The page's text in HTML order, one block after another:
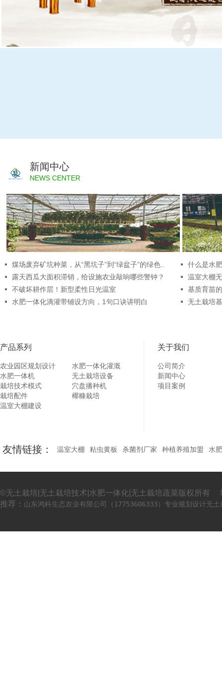
新闻中心
NEWS CENTER
煤场废弃矿坑种菜，从“黑坑子”到“绿盆子”的绿色..
露天西瓜大面积滞销，给设施农业敲响哪些警钟？
不破坏耕作层！新型柔性日光温室
水肥一体化滴灌带铺设方向，1句口诀讲明白
什么是水
温室大棚
基质育苗
无土栽培
产品系列
农业园区规划设计
水肥一体化灌溉
水肥一体机
无土栽培设备
栽培技术模式
穴盘播种机
栽培配件
椰糠栽培
温室大棚建设
关于我们
公司简介
新闻中心
项目案例
友情链接： 温室大棚 粘虫黄板 杀菌剂厂家 种植养殖加盟 水
©无土栽培|无土栽培技术|水肥一体化|无土栽培蔬菜版权所有
推荐： 山东鸿科生态农业有限公司（17753606333）专业规划设计无